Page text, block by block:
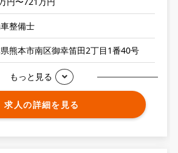
整備士
熊本市南区御幸笛田2丁目1番40号
もっと見る
求人の詳細を見る